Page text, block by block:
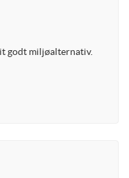
godt miljøalternativ.